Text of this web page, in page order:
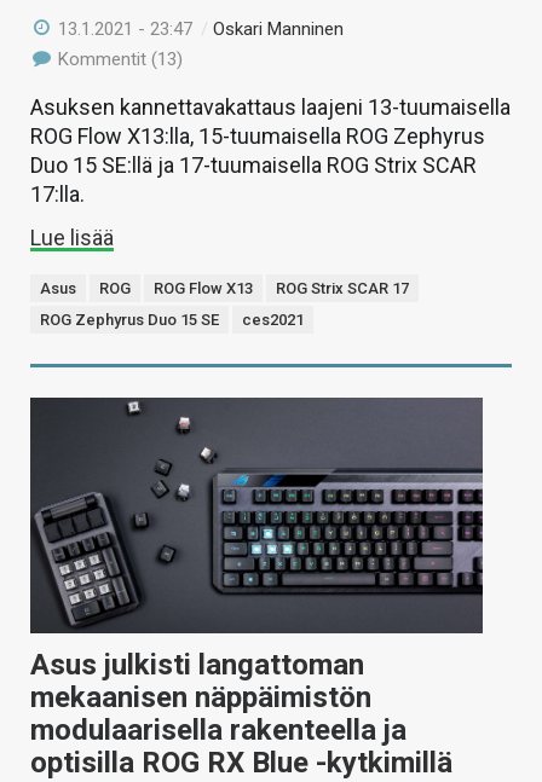
13.1.2021 - 23:47 /Oskari Manninen
Kommentit (13)
Asuksen kannettavakattaus laajeni 13-tuumaisella
ROG Flow X13:lla, 15-tuumaisella ROG Zephyrus
Duo 15 SE:llä ja 17-tuumaisella ROG Strix SCAR
17:lla.
Lue lisää
Asus ROG ROG Flow X13
ROG Strix SCAR 17
ROG Zephyrus Duo 15 SE
ces2021
Asus julkisti langattoman
mekaanisen näppäimistön
modulaarisella rakenteella ja
optisilla ROG RX Blue -kytkimillä